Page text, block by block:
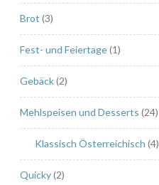
Brot (3)
Fest- und Feiertage(1)
Gebäck(2)
Mehlspeisen und Desserts (24)
Klassisch Österreichisch (4)
Quicky(2)